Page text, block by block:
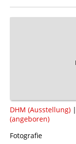
DHM (Ausstellung) |
(angeboren)
Fotografie